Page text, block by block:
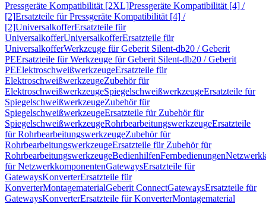
Pressgeräte Kompatibilität [2XL]Pressgeräte Kompatibilität [4] /
[2]Ersatzteile für Pressgeräte Kompatibilität [4] /
[2]UniversalkofferErsatzteile für
UniversalkofferUniversalkofferErsatzteile für
UniversalkofferWerkzeuge für Geberit Silent-db20 / Geberit
PEErsatzteile für Werkzeuge für Geberit Silent-db20 / Geberit
PEElektroschweißwerkzeugeErsatzteile für
ElektroschweißwerkzeugeZubehör für
ElektroschweißwerkzeugeSpiegelschweißwerkzeugeErsatzteile für
SpiegelschweißwerkzeugeZubehör für
SpiegelschweißwerkzeugeErsatzteile für Zubehör für
SpiegelschweißwerkzeugeRohrbearbeitungswerkzeugeErsatzteile
für RohrbearbeitungswerkzeugeZubehör für
RohrbearbeitungswerkzeugeErsatzteile für Zubehör für
RohrbearbeitungswerkzeugeBedienhilfenFernbedienungen
für NetzwerkkomponentenGatewaysErsatzteile für
GatewaysKonverterErsatzteile für
KonverterMontagematerialGeberit ConnectGatewaysErsatzteile für
GatewaysKonverterErsatzteile für KonverterMontagematerial